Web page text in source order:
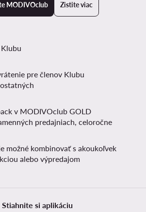
MODIVOclub Zistite viac
pre členov Klubu
v MODIVOclub GOLD
predajniach, celoročne
možné kombinovať s akoukoľvek
alebo výpredajom
Stiahnite si aplikáciu